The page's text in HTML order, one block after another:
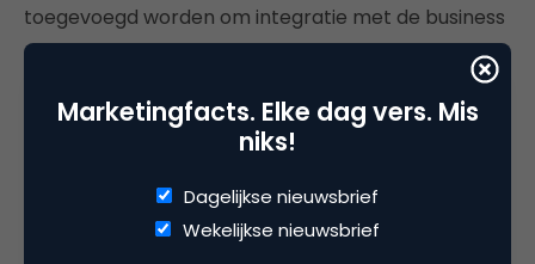
toegevoegd worden om integratie met de business
doelstellingen te bewerkstelligen.
Marketingfacts. Elke dag vers. Mis
niks!
Dagelijkse nieuwsbrief
Wekelijkse nieuwsbrief